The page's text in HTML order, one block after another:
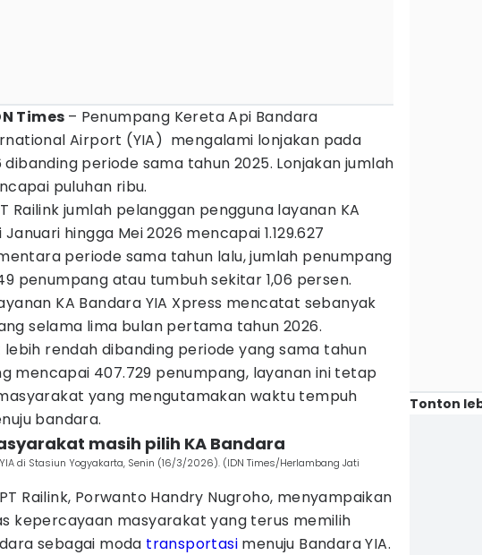
Times – Penumpang Kereta Api Bandara
Airport (YIA) mengalami lonjakan pada
periode sama tahun 2025. Lonjakan jumlah
puluhan ribu.
Railink jumlah pelanggan pengguna layanan KA
hingga Mei 2026 mencapai 1.129.627
periode sama tahun lalu, jumlah penumpang
penumpang atau tumbuh sekitar 1,06 persen.
KA Bandara YIA Xpress mencatat sebanyak
selama lima bulan pertama tahun 2026.
lebih rendah dibanding periode yang sama tahun
mencapai 407.729 penumpang, layanan ini tetap
yang mengutamakan waktu tempuh
bandara.
masih pilih KA Bandara
di Stasiun Yogyakarta, Senin (16/3/2026). (IDN Times/Herlambang Jati
Railink, Porwanto Handry Nugroho, menyampaikan
kepercayaan masyarakat yang terus memilih
sebagai moda transportasi menuju Bandara YIA.
Tonton